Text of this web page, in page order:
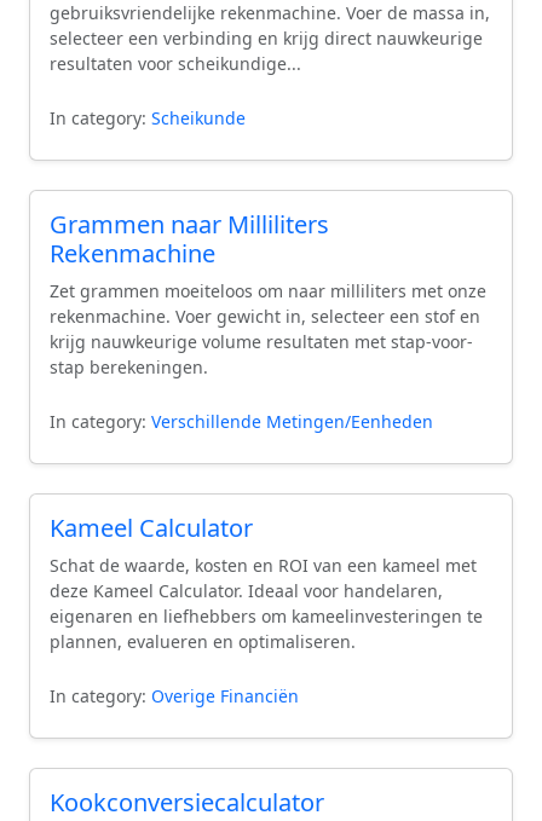
gebruiksvriendelijke rekenmachine. Voer de massa in,
selecteer een verbinding en krijg direct nauwkeurige
resultaten voor scheikundige...
In category: Scheikunde
Grammen naar Milliliters
Rekenmachine
Zet grammen moeiteloos om naar milliliters met onze
rekenmachine. Voer gewicht in, selecteer een stof en
krijg nauwkeurige volume resultaten met stap-voor-
stap berekeningen.
In category: Verschillende Metingen/Eenheden
Kameel Calculator
Schat de waarde, kosten en ROI van een kameel met
deze Kameel Calculator. Ideaal voor handelaren,
eigenaren en liefhebbers om kameelinvesteringen te
plannen, evalueren en optimaliseren.
In category: Overige Financiën
Kookconversiecalculator